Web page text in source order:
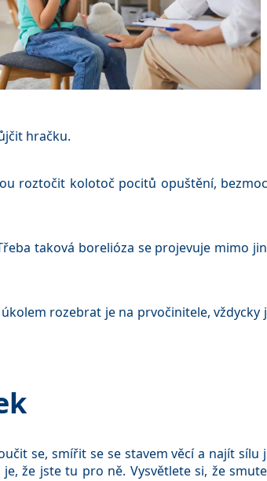
hračku.
roztočit kolotoč pocitů opuštění,
taková borelióza se projevuje mimo
rozebrat je na prvočinitele, vždycky
se, smířit se se stavem věcí a najít sílu
že jste tu pro ně. Vysvětlete si, že